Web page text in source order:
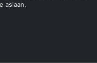
asiaan.